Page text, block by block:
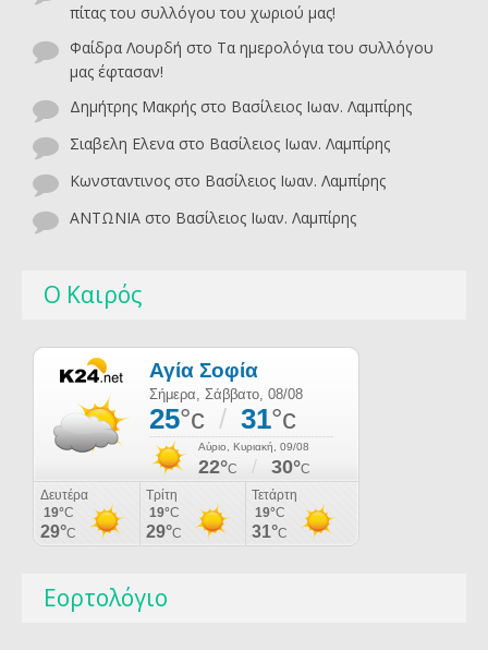
πίτας του συλλόγου του χωριού μας!
Φαίδρα Λουρδή στο Τα ημερολόγια του συλλόγου
μας έφτασαν!
Δημήτρης Μακρής στο Βασίλειος Ιωαν. Λαμπίρης
Σιαβελη Ελενα στο Βασίλειος Ιωαν. Λαμπίρης
Κωνσταντινος στο Βασίλειος Ιωαν. Λαμπίρης
ΑΝΤΩΝΙΑ στο Βασίλειος Ιωαν. Λαμπίρης
Ο Καιρός
Εορτολόγιο